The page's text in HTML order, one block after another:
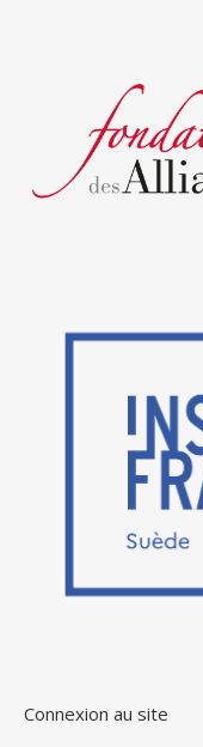
Connexion au site